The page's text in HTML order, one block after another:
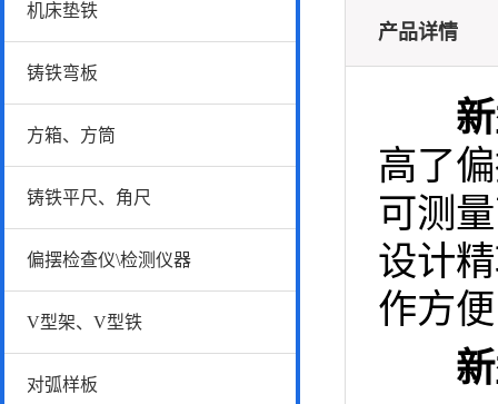
机床垫铁
铸铁弯板
方箱、方筒
铸铁平尺、角尺
偏摆检查仪\检测仪器
V型架、V型铁
对弧样板
产品详情
高了
可测
设计
作方